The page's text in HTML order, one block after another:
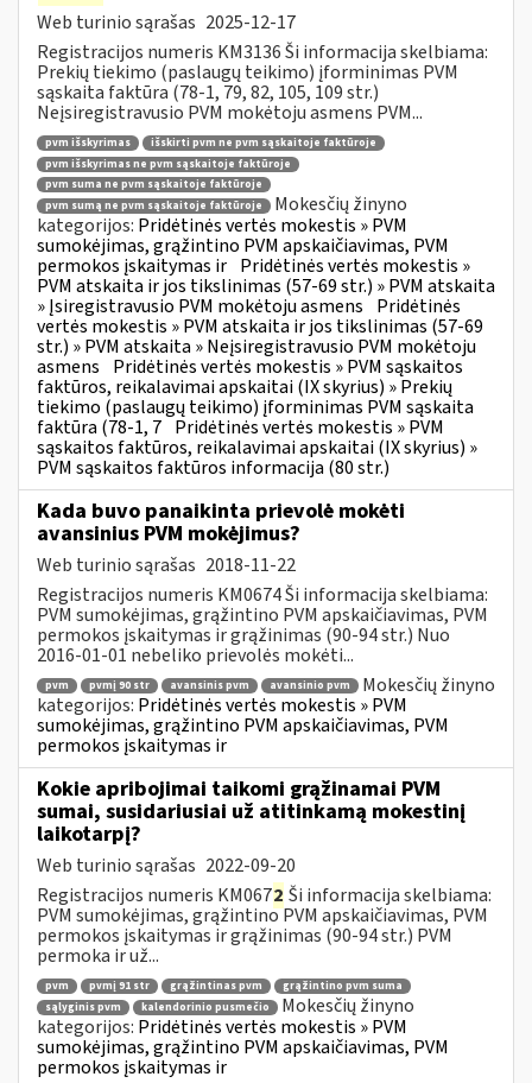
Web turinio sąrašas 2025-12-17
Registracijos numeris KM3136 Ši informacija skelbiama:
Prekių tiekimo (paslaugų teikimo) įforminimas PVM
sąskaita faktūra (78-1, 79, 82, 105, 109 str.)
Neįsiregistravusio PVM mokėtoju asmens PVM...
pvm išskyrimas
išskirti pvm ne pvm sąskaitoje faktūroje
pvm išskyrimas ne pvm sąskaitoje faktūroje
pvm suma ne pvm sąskaitoje faktūroje
pvm sumą ne pvm sąskaitoje faktūroje
Mokesčių žinyno
kategorijos: Pridėtinės vertės mokestis » PVM
sumokėjimas, grąžintino PVM apskaičiavimas, PVM
permokos įskaitymas ir Pridėtinės vertės mokestis »
PVM atskaita ir jos tikslinimas (57-69 str.) » PVM atskaita
» Įsiregistravusio PVM mokėtoju asmens Pridėtinės
vertės mokestis » PVM atskaita ir jos tikslinimas (57-69
str.) » PVM atskaita » Neįsiregistravusio PVM mokėtoju
asmens Pridėtinės vertės mokestis » PVM sąskaitos
faktūros, reikalavimai apskaitai (IX skyrius) » Prekių
tiekimo (paslaugų teikimo) įforminimas PVM sąskaita
faktūra (78-1, 7 Pridėtinės vertės mokestis » PVM
sąskaitos faktūros, reikalavimai apskaitai (IX skyrius) »
PVM sąskaitos faktūros informacija (80 str.)
Kada buvo panaikinta prievolė mokėti
avansinius PVM mokėjimus?
Web turinio sąrašas 2018-11-22
Registracijos numeris KM0674 Ši informacija skelbiama:
PVM sumokėjimas, grąžintino PVM apskaičiavimas, PVM
permokos įskaitymas ir grąžinimas (90-94 str.) Nuo
2016-01-01 nebeliko prievolės mokėti...
pvm pvmį 90 str avansinis pvm avansinio pvm
Mokesčių žinyno
kategorijos: Pridėtinės vertės mokestis » PVM
sumokėjimas, grąžintino PVM apskaičiavimas, PVM
permokos įskaitymas ir
Kokie apribojimai taikomi grąžinamai PVM
sumai, susidariusiai už atitinkamą mokestinį
laikotarpį?
Web turinio sąrašas 2022-09-20
Registracijos numeris KM0672 Ši informacija skelbiama:
PVM sumokėjimas, grąžintino PVM apskaičiavimas, PVM
permokos įskaitymas ir grąžinimas (90-94 str.) PVM
permoka ir už...
pvm pvmį 91 str grąžintinas pvm
grąžintino pvm suma
sąlyginis pvm
kalendorinio pusmečio
Mokesčių žinyno
kategorijos: Pridėtinės vertės mokestis » PVM
sumokėjimas, grąžintino PVM apskaičiavimas, PVM
permokos įskaitymas ir